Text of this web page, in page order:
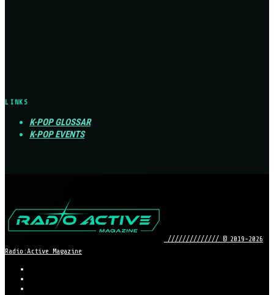
LINKS
K-POP GLOSSAR
K-POP EVENTS
////////////// © 2019-2026
Radio:Active Magazine